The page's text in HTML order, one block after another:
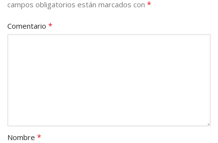
campos obligatorios están marcados con *
Comentario *
Nombre *